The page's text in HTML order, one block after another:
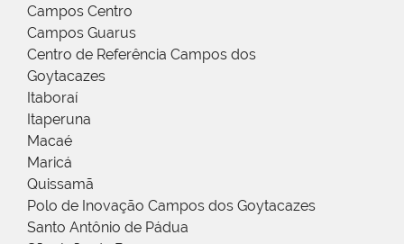
Campos Centro
Campos Guarus
Centro de Referência Campos dos
Goytacazes
Itaboraí
Itaperuna
Macaé
Maricá
Quissamã
Polo de Inovação Campos dos Goytacazes
Santo Antônio de Pádua